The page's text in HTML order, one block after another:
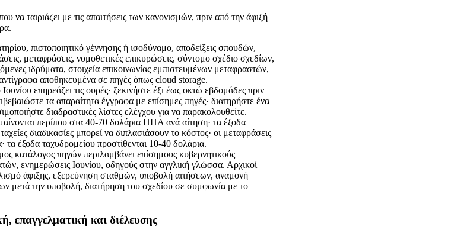
να ταιριάζει με τις απαιτήσεις των κανονισμών, πριν από την άφιξή
πιστοποιητικό γέννησης ή ισοδύναμο, αποδείξεις σπουδών,
μεταφράσεις, νομοθετικές επικυρώσεις, σύντομο σχέδιο σχεδίων,
ιδρύματα, στοιχεία επικοινωνίας εμπιστευμένων μεταφραστών,
αποθηκευμένα σε πηγές όπως cloud storage.
επηρεάζει τις ουρές· ξεκινήστε έξι έως οκτώ εβδομάδες πριν
τα απαραίτητα έγγραφα με επίσημες πηγές· διατηρήστε ένα
διαδραστικές λίστες ελέγχου για να παρακολουθείτε.
περίπου στα 40-70 δολάρια ΗΠΑ ανά αίτηση· τα έξοδα
διαδικασίες μπορεί να διπλασιάσουν το κόστος· οι μεταφράσεις
τα έξοδα ταχυδρομείου προστίθενται 10-40 δολάρια.
κατάλογος πηγών περιλαμβάνει επίσημους κυβερνητικούς
ενημερώσεις Ιουνίου, οδηγούς στην αγγλική γλώσσα. Αρχικοί
άφιξης, εξερεύνηση σταθμών, υποβολή αιτήσεων, αναμονή
μετά την υποβολή, διατήρηση του σχεδίου σε συμφωνία με το
επαγγελματική και διέλευσης